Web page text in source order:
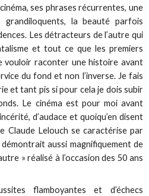
ses phrases récurrentes, une
grandiloquents, la beauté parfois
Les détracteurs de l’autre qui
et tout ce que les premiers
vouloir raconter une histoire avant
du fond et non l’inverse. Je fais
et tant pis si pour cela je dois subir
Le cinéma est pour moi avant
d’audace et quoiqu’en disent
Claude Lelouch se caractérise par
aussi magnifiquement de
» réalisé à l’occasion des 50 ans
flamboyantes et d’échecs